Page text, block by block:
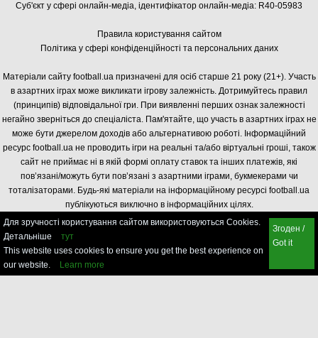
Суб'єкт у сфері онлайн-медіа, ідентифікатор онлайн-медіа: R40-05983
Правила користування сайтом
Політика у сфері конфіденційності та персональних даних
Матеріали сайту football.ua призначені для осіб старше 21 року (21+). Участь
в азартних іграх може викликати ігрову залежність. Дотримуйтесь правил
(принципів) відповідальної гри. При виявленні перших ознак залежності
негайно зверніться до спеціаліста. Пам'ятайте, що участь в азартних іграх не
може бути джерелом доходів або альтернативою роботі. Інформаційний
ресурс football.ua не проводить ігри на реальні та/або віртуальні гроші, також
сайт не приймає ні в якій формі оплату ставок та інших платежів, які
пов’язані/можуть бути пов’язані з азартними іграми, букмекерами чи
тоталізаторами. Будь-які матеріали на інформаційному ресурсі football.ua
публікуються виключно в інформаційних цілях.
Для зручності користування сайтом використовуються Cookies.
Детальніше
тут
This website uses cookies to ensure you get the best experience on
our website.
Learn more
Згоден /
Got it